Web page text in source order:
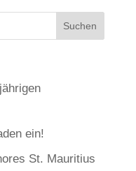
ein!
St. Mauritius